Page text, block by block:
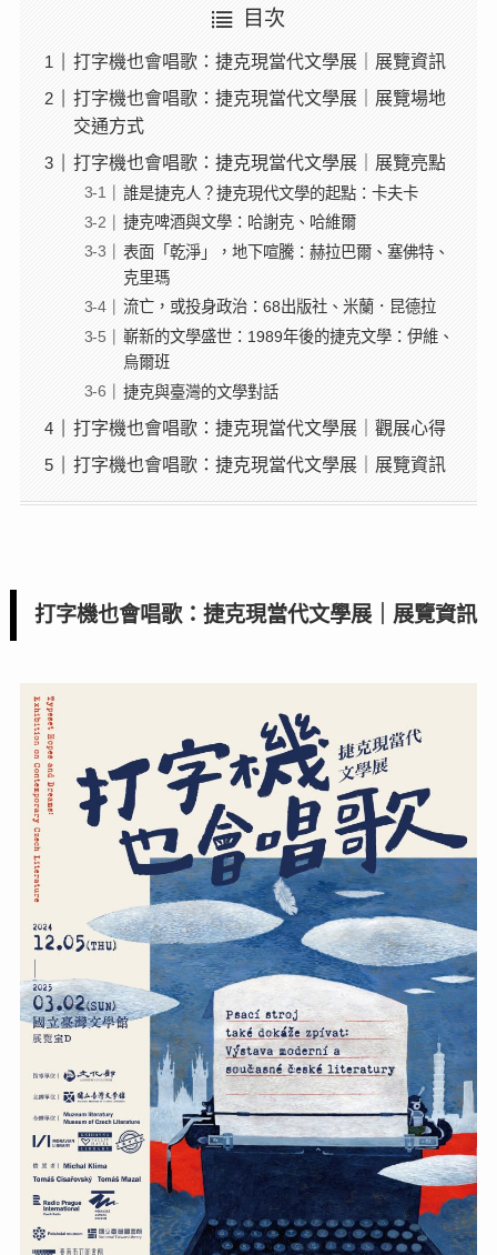
目次
打字機也會唱歌：捷克現當代文學展｜展覽資訊
打字機也會唱歌：捷克現當代文學展｜展覽場地
交通方式
打字機也會唱歌：捷克現當代文學展｜展覽亮點
誰是捷克人？捷克現代文學的起點：卡夫卡
捷克啤酒與文學：哈謝克、哈維爾
表面「乾淨」，地下喧騰：赫拉巴爾、塞佛特、
克里瑪
流亡，或投身政治：68出版社、米蘭．昆德拉
嶄新的文學盛世：1989年後的捷克文學：伊維、
烏爾班
捷克與臺灣的文學對話
打字機也會唱歌：捷克現當代文學展｜觀展心得
打字機也會唱歌：捷克現當代文學展｜展覽資訊
打字機也會唱歌：捷克現當代文學展｜展覽資訊